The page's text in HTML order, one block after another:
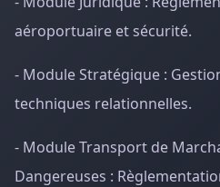
aéroportuaire et sécurité.
- Module Stratégique :
techniques relationnelles.
- Module Transport de
Dangereuses :